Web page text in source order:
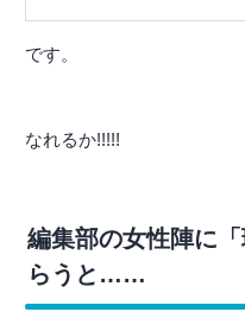
です。
なれるか!!!!!
編集部の女性陣に
らうと……